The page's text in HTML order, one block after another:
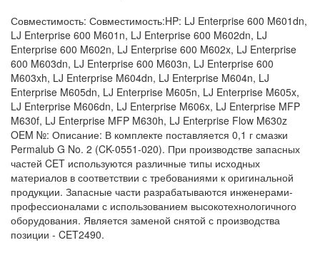
Совместимость: Совместимость:HP: LJ Enterprise 600 M601dn,
LJ Enterprise 600 M601n, LJ Enterprise 600 M602dn, LJ
Enterprise 600 M602n, LJ Enterprise 600 M602x, LJ Enterprise
600 M603dn, LJ Enterprise 600 M603n, LJ Enterprise 600
M603xh, LJ Enterprise M604dn, LJ Enterprise M604n, LJ
Enterprise M605dn, LJ Enterprise M605n, LJ Enterprise M605x,
LJ Enterprise M606dn, LJ Enterprise M606x, LJ Enterprise MFP
M630f, LJ Enterprise MFP M630h, LJ Enterprise Flow M630z
OEM №: Описание: В комплекте поставляется 0,1 г смазки
Permalub G No. 2 (CK-0551-020). При производстве запасных
частей CET используются различные типы исходных
материалов в соответствии с требованиями к оригинальной
продукции. Запасные части разрабатываются инженерами-
профессионалами с использованием высокотехнологичного
оборудования. Является заменой снятой с производства
позиции - CET2490.